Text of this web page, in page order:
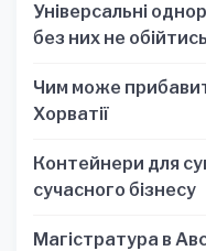
Універсальні
без них не
Чим може
Хорватії
Контейнери для
сучасного бізнесу
Магістратура в